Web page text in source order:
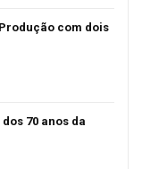
com dois
70 anos da